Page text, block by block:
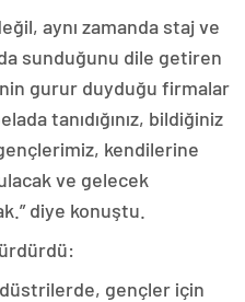
aynı zamanda staj ve
sunduğunu dile getiren
gurur duyduğu firmalar
tanıdığınız, bildiğiniz
kendilerine
ve gelecek
diye konuştu.
gençler için